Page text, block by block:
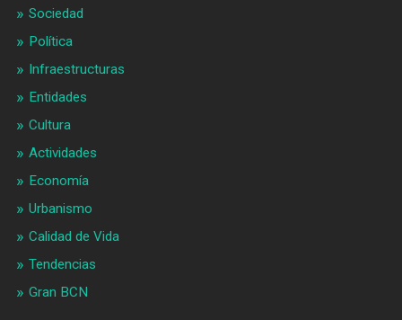
Sociedad
Política
Infraestructuras
Entidades
Cultura
Actividades
Economía
Urbanismo
Calidad de Vida
Tendencias
Gran BCN